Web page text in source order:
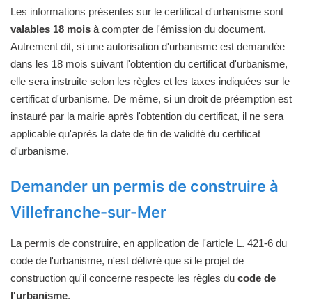
Les informations présentes sur le certificat d'urbanisme sont
valables 18 mois à compter de l'émission du document.
Autrement dit, si une autorisation d'urbanisme est demandée
dans les 18 mois suivant l'obtention du certificat d'urbanisme,
elle sera instruite selon les règles et les taxes indiquées sur le
certificat d'urbanisme. De même, si un droit de préemption est
instauré par la mairie après l'obtention du certificat, il ne sera
applicable qu'après la date de fin de validité du certificat
d'urbanisme.
Demander un permis de construire à
Villefranche-sur-Mer
La permis de construire, en application de l'article L. 421-6 du
code de l'urbanisme, n'est délivré que si le projet de
construction qu'il concerne respecte les règles du code de
l'urbanisme.